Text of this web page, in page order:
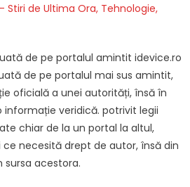
Stiri de Ultima Ora, Tehnologie,
de pe portalul amintit idevice.ro
de pe portalul mai sus amintit,
oficială a unei autorități, însă în
veridică. potrivit legii
chiar de la un portal la altul,
necesită drept de autor, însă din
acestora.